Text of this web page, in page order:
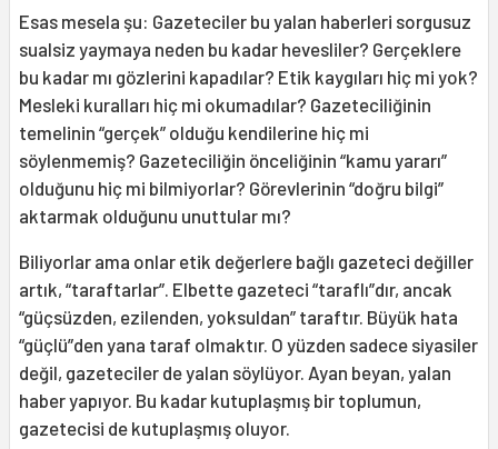
Esas mesela şu: Gazeteciler bu yalan haberleri sorgusuz
sualsiz yaymaya neden bu kadar hevesliler? Gerçeklere
bu kadar mı gözlerini kapadılar? Etik kaygıları hiç mi yok?
Mesleki kuralları hiç mi okumadılar? Gazeteciliğinin
temelinin “gerçek” olduğu kendilerine hiç mi
söylenmemiş? Gazeteciliğin önceliğinin “kamu yararı”
olduğunu hiç mi bilmiyorlar? Görevlerinin “doğru bilgi”
aktarmak olduğunu unuttular mı?
Biliyorlar ama onlar etik değerlere bağlı gazeteci değiller
artık, “taraftarlar”. Elbette gazeteci “taraflı”dır, ancak
“güçsüzden, ezilenden, yoksuldan” taraftır. Büyük hata
“güçlü”den yana taraf olmaktır. O yüzden sadece siyasiler
değil, gazeteciler de yalan söylüyor. Ayan beyan, yalan
haber yapıyor. Bu kadar kutuplaşmış bir toplumun,
gazetecisi de kutuplaşmış oluyor.